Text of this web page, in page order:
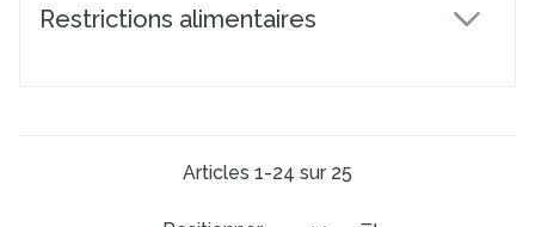
Restrictions alimentaires
Articles 1-24 sur 25